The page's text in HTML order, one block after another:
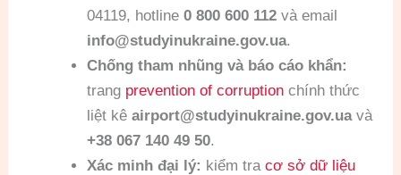
04119, hotline0 800 600 112 và email
info@studyinukraine.gov.ua.
Chống tham nhũng và báo cáo khẩn:
trang prevention of corruption chính thức
liệt kêairport@studyinukraine.gov.uavà
+38 067 140 49 50.
Xác minh đại lý: kiểm tracơ sở dữ liệu